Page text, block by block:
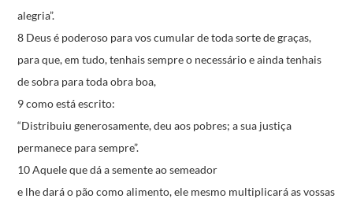
alegria”.
8 Deus é poderoso para vos cumular de toda sorte de graças,
para que, em tudo, tenhais sempre o necessárioe ainda tenhais
de sobra para toda obra boa,
9 como está escrito:
“Distribuiu generosamente, deu aos pobres; a sua justiça
permanece para sempre”.
10 Aquele que dá a semente ao semeador
e lhe dará o pão como alimento,ele mesmo multiplicará as vossas